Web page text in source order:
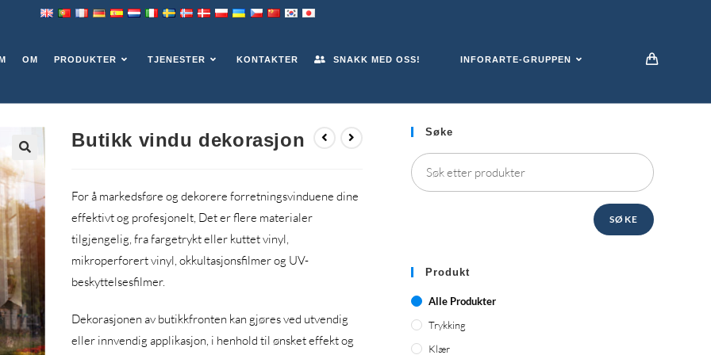
OM PRODUKTER TJENESTER KONTAKTER SNAKK MED OSS! INFORARTE-GRUPPEN
Butikk vindu dekorasjon
For å markedsføre og dekorere forretningsvinduene dine
effektivt og profesjonelt, Det er flere materialer
tilgjengelig, fra fargetrykt eller kuttet vinyl,
mikroperforert vinyl, okkultasjonsfilmer og UV-
beskyttelsesfilmer.
Dekorasjonen av butikkfronten kan gjøres ved utvendig
eller innvendig applikasjon, i henhold til ønsket effekt og
Søke
SØKE
Produkt
Alle Produkter
Trykking
Klær